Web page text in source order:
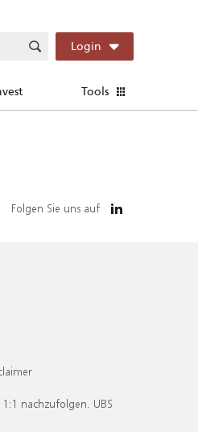
Login
Tools
Folgen Sie uns auf
nachzufolgen. UBS